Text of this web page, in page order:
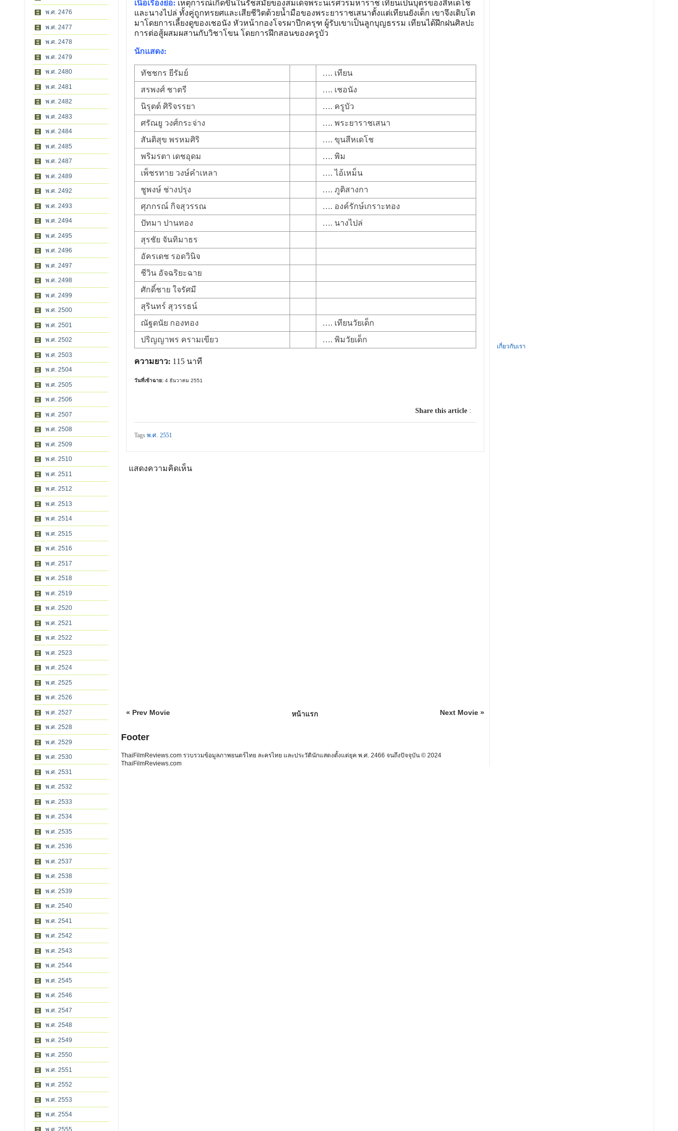
พ.ศ. 2476
พ.ศ. 2477
พ.ศ. 2478
พ.ศ. 2479
พ.ศ. 2480
พ.ศ. 2481
พ.ศ. 2482
พ.ศ. 2483
พ.ศ. 2484
พ.ศ. 2485
พ.ศ. 2487
พ.ศ. 2489
พ.ศ. 2492
พ.ศ. 2493
พ.ศ. 2494
พ.ศ. 2495
พ.ศ. 2496
พ.ศ. 2497
พ.ศ. 2498
พ.ศ. 2499
พ.ศ. 2500
พ.ศ. 2501
พ.ศ. 2502
พ.ศ. 2503
พ.ศ. 2504
พ.ศ. 2505
พ.ศ. 2506
พ.ศ. 2507
พ.ศ. 2508
พ.ศ. 2509
พ.ศ. 2510
พ.ศ. 2511
พ.ศ. 2512
พ.ศ. 2513
พ.ศ. 2514
พ.ศ. 2515
พ.ศ. 2516
พ.ศ. 2517
พ.ศ. 2518
พ.ศ. 2519
พ.ศ. 2520
พ.ศ. 2521
พ.ศ. 2522
พ.ศ. 2523
พ.ศ. 2524
พ.ศ. 2525
พ.ศ. 2526
พ.ศ. 2527
พ.ศ. 2528
พ.ศ. 2529
พ.ศ. 2530
พ.ศ. 2531
พ.ศ. 2532
พ.ศ. 2533
พ.ศ. 2534
พ.ศ. 2535
พ.ศ. 2536
พ.ศ. 2537
พ.ศ. 2538
พ.ศ. 2539
พ.ศ. 2540
พ.ศ. 2541
พ.ศ. 2542
พ.ศ. 2543
พ.ศ. 2544
พ.ศ. 2545
พ.ศ. 2546
พ.ศ. 2547
พ.ศ. 2548
พ.ศ. 2549
พ.ศ. 2550
พ.ศ. 2551
พ.ศ. 2552
พ.ศ. 2553
พ.ศ. 2554
พ.ศ. 2555
เนื้อเรื่องย่อ: เหตุการณ์เกิดขึ้นในรัชสมัยของสมเด็จพระนเรศวรมหาราช เทียนเป็นบุตรของสีหเดโช
และนางไปล่ ทั้งคู่ถูกทรยศและเสียชีวิตต้วยน้ำมือของพระยาราชเสนาตั้งแต่เทียนยังเด็ก เขาจึงเติบโต
มาโดยการเลี้ยงดูของเชอนัง หัวหน้ากองโจรผาปีกครุฑ ผู้รับเขาเป็นลูกบุญธรรม เทียนได้ฝึกฝนศิลปะ
การต่อสู้ผสมผสานกับวิชาโขน โดยการฝึกสอนของครูบัว
นักแสดง:
ทัชชกร ยีรัมย์
…. เทียน
สรพงศ์ ชาตรี
…. เชอนัง
นิรุตต์ ศิริจรรยา
…. ครูบัว
ศรัณยู วงศ์กระจ่าง
…. พระยาราชเสนา
สันติสุข พรหมศิริ
…. ขุนสีหเดโช
พริมรตา เดชอุดม
…. พิม
เพ็ชรทาย วงษ์คำเหลา
…. ไอ้เหม็น
ชูพงษ์ ช่างปรุง
…. ภูติสางกา
ศุภกรณ์ กิจสุวรรณ
…. องค์รักษ์เกราะทอง
ปัทมา ปานทอง
…. นางไปล่
สุรชัย จันทิมาธร
อัครเดช รอดวินิจ
ชีวิน อัจฉริยะฉาย
ศักดิ์ชาย ใจรัศมี
สุรินทร์ สุวรรธน์
ณัฐดนัย กองทอง
…. เทียนวัยเด็ก
ปริญญาพร ครามเขียว
…. พิมวัยเด็ก
ความยาว: 115 นาที
วันที่เข้าฉาย:4 ธันวาคม 2551
Share this article:
Tagsพ.ศ. 2551
แสดงความคิดเห็น
« Prev Movie Next Movie »
หน้าแรก
Footer
ThaiFilmReviews.com รวบรวมข้อมูลภาพยนตร์ไทย ละครไทย และประวัตินักแสดงตั้งแต่ยุค พ.ศ. 2466 จนถึงปัจจุบัน © 2024
ThaiFilmReviews.com
เกี่ยวกับเรา